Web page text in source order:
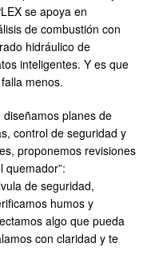
se apoya en
de combustión con
hidráulico de
inteligentes. Y es que
menos.
planes de
control de seguridad y
proponemos revisiones
quemador”:
de seguridad,
humos y
algo que pueda
con claridad y te